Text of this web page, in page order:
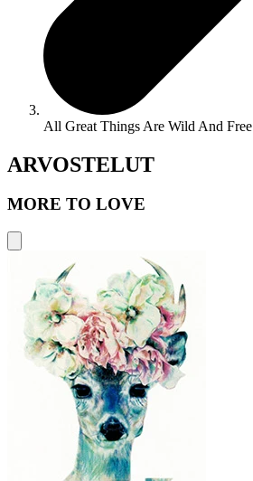
All Great Things Are Wild And Free
ARVOSTELUT
MORE TO LOVE